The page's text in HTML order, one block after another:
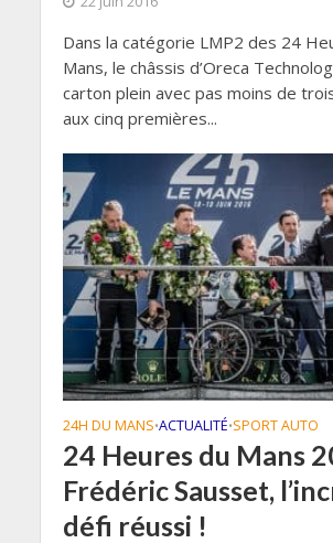
Dans la catégorie LMP2 des 24
Mans, le châssis d’Oreca
carton plein avec pas moins de
aux cinq premières...
24H DU MANS•ACTUALITÉ•SPORT AUTO
24 Heures du Mans
Frédéric Sausset,
défi réussi !